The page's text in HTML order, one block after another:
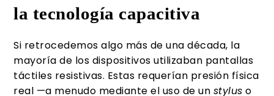
la tecnología capacitiva
Si retrocedemos algo más de una década, la
mayoría de los dispositivos utilizaban pantallas
táctiles resistivas. Estas requerían presión física
real —a menudo mediante el uso de un stylus o